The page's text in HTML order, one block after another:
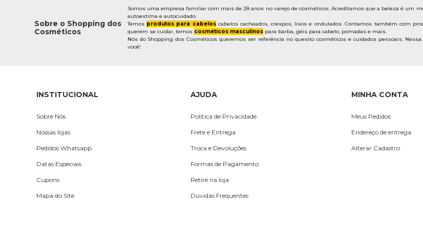
Sobre o Shopping dos
Cosméticos
Somos uma empresa familiar com mais de 28 anos no varejo de cosméticos. Acreditamos que a beleza é um
autoestima e autocuidado.
Temos produtos para cabeloscabelos cacheados, crespos, lisos e ondulados. Contamos também com
querem se cuidar, temos cosméticos masculinospara barba, géis para cabelo, pomadas e mais.
Nós do Shopping dos Cosméticos queremos ser referência no quesito cosméticos e cuidados pessoais.
você!
INSTITUCIONAL
Sobre Nós
Nossas lojas
Pedidos Whatsapp
Datas Especiais
Cupons
Mapa do Site
AJUDA
Política de Privacidade
Frete e Entrega
Troca e Devoluções
Formas de Pagamento
Retire na loja
Dúvidas Frequentes
MINHA CONTA
Meus Pedidos
Endereço de entrega
Alterar Cadastro